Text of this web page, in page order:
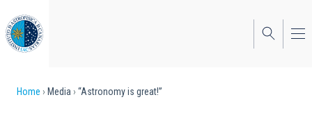
to
main
content
Breadcrumb
Home Media “Astronomy is great!”